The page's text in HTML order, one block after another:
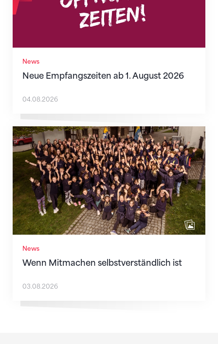
News
Neue Empfangszeiten ab 1. August 2026
04.08.2026
News
Wenn Mitmachen selbstverständlich ist
Wenn Mitmachen selbstverständlich ist
03.08.2026